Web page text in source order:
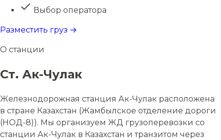
Выбор оператора
Разместить груз →
О станции
Ст. Ак-Чулак
Железнодорожная станция Ак-Чулак расположена
в стране Казахстан (Жамбылское отделение дороги
(НОД-8)). Мы организуем ЖД грузоперевозки со
станции Ак-Чулак в Казахстан и транзитом через